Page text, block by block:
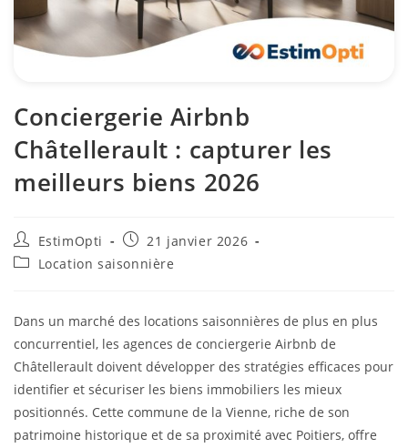
Conciergerie Airbnb
Châtellerault : capturer les
meilleurs biens 2026
EstimOpti
21 janvier 2026
Location saisonnière
Dans un marché des locations saisonnières de plus en plus
concurrentiel, les agences de conciergerie Airbnb de
Châtellerault doivent développer des stratégies efficaces pour
identifier et sécuriser les biens immobiliers les mieux
positionnés. Cette commune de la Vienne, riche de son
patrimoine historique et de sa proximité avec Poitiers, offre